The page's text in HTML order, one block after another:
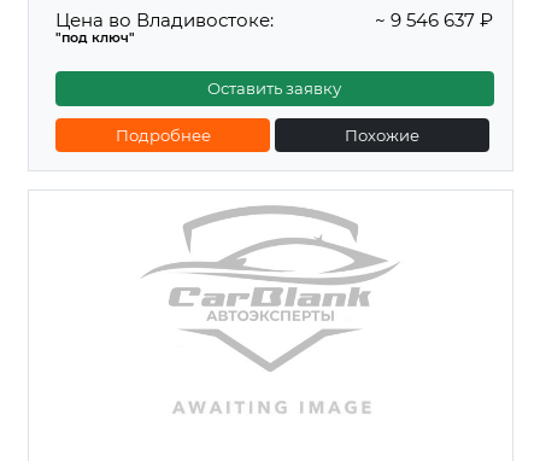
Цена во Владивостоке:
"под ключ"
~ 9 546 637 ₽
Оставить заявку
Подробнее Похожие